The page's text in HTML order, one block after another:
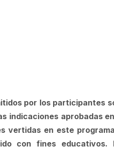
por los participantes
indicaciones aprobadas
vertidas en este
con fines educativos.